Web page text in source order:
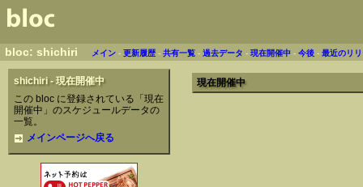
bloc: shichiri メイン -更新履歴 -共有一覧 -過去データ -現在開催中 -今後 -最近のリ
shichiri - 現在開催中
この bloc に登録されている「現在
開催中」のスケジュールデータの
一覧。
メインページへ戻る
現在開催中